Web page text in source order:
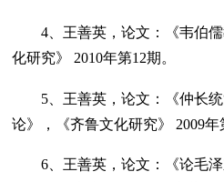
4、王善英，论文：《韦伯儒
化研究》 2010年第12期。
5、王善英，论文：《仲长统
论》，《齐鲁文化研究》 2009年
6、王善英，论文：《论毛泽